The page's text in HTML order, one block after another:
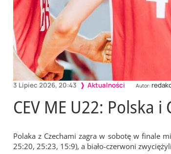
3 Lipiec 2026, 20:43 Aktualności Autor:
CEV ME U22: Polska
Polaka z Czechami zagra w sobotę w finale
25:20, 25:23, 15:9), a biało-czerwoni